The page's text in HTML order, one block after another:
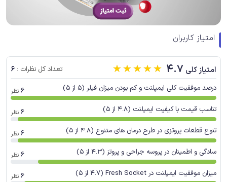
امتیاز کاربران
امتیاز کلی 4.7
☆☆☆☆☆ تعداد کل نظرات : 6
درصد موفقیت کلی ایمپلنت و کم بودن میزان فیلر (5 از 5) 6 نظر
تناسب قیمت با کیفیت ایمپلنت (4.8 از 5) 6 نظر
تنوع قطعات پروتزی در طرح درمان های متنوع (4.8 از 5) 6 نظر
سادگی و اطمینان در پروسه جراحی و پروتز (4.3 از 5) 6 نظر
میزان موفقیت ایمپلنت در Fresh Socket (4.7 از 5) 6 نظر